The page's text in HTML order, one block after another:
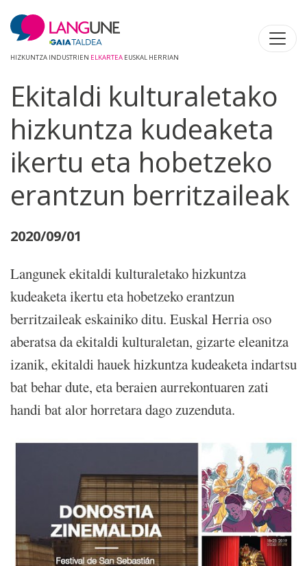
HIZKUNTZA INDUSTRIEN ELKARTEA EUSKAL HERRIAN
Ekitaldi kulturaletako
hizkuntza kudeaketa
ikertu eta hobetzeko
erantzun berritzaileak
2020/09/01
Langunek ekitaldi kulturaletako hizkuntza
kudeaketa ikertu eta hobetzeko erantzun
berritzaileak eskainiko ditu. Euskal Herria oso
aberatsa da ekitaldi kulturaletan, gizarte eleanitza
izanik, ekitaldi hauek hizkuntza kudeaketa indartsu
bat behar dute, eta beraien aurrekontuaren zati
handi bat alor horretara dago zuzenduta.